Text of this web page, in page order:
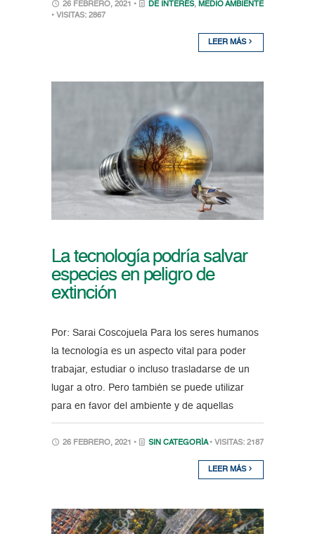
26 FEBRERO, 2021 • DE INTERÉS, MEDIO AMBIENTE
• VISITAS: 2867
LEER MÁS
La tecnología podría salvar
especies en peligro de
extinción
Por: Sarai Coscojuela Para los seres humanos
la tecnología es un aspecto vital para poder
trabajar, estudiar o incluso trasladarse de un
lugar a otro. Pero también se puede utilizar
para en favor del ambiente y de aquellas
26 FEBRERO, 2021 • SIN CATEGORÍA • VISITAS: 2187
LEER MÁS